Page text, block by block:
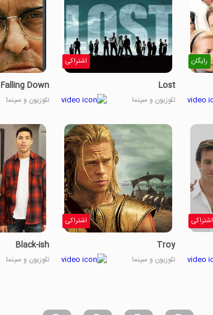
رایگان اشتراکی
Lost
تلوزیون و سینما
Falling Down
تلوزیون و سینما
اشتراکی اشتراکی
Troy
تلوزیون و سینما
Black-ish
تلوزیون و سینما